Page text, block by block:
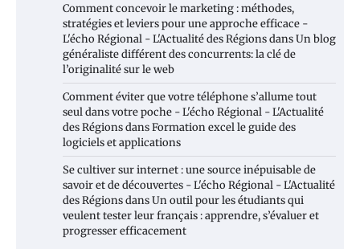
Comment concevoir le marketing : méthodes,
stratégies et leviers pour une approche efficace -
L'écho Régional - L'Actualité des RégionsdansUn blog
généraliste différent des concurrents: la clé de
l’originalité sur le web
Comment éviter que votre téléphone s’allume tout
seul dans votre poche - L'écho Régional - L'Actualité
des RégionsdansFormation excel le guide des
logiciels et applications
Se cultiver sur internet : une source inépuisable de
savoir et de découvertes - L'écho Régional - L'Actualité
des RégionsdansUn outil pour les étudiants qui
veulent tester leur français : apprendre, s’évaluer et
progresser efficacement